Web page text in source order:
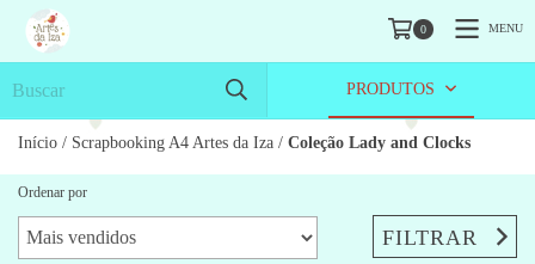
0 MENU
PRODUTOS
Início / Scrapbooking A4 Artes da Iza / Coleção Lady and Clocks
Ordenar por
FILTRAR